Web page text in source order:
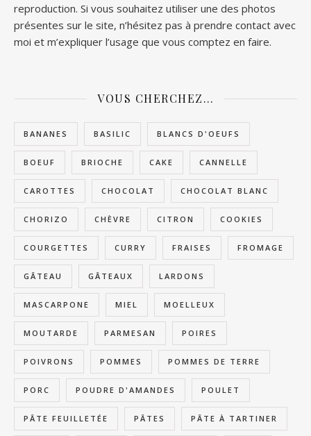
reproduction. Si vous souhaitez utiliser une des photos
présentes sur le site, n’hésitez pas à prendre contact avec
moi et m’expliquer l’usage que vous comptez en faire.
VOUS CHERCHEZ…
BANANES BASILIC BLANCS D'OEUFS
BOEUF BRIOCHE CAKE CANNELLE
CAROTTES CHOCOLAT CHOCOLAT BLANC
CHORIZO CHÈVRE CITRON COOKIES
COURGETTES CURRY FRAISES FROMAGE
GÂTEAU GÂTEAUX LARDONS
MASCARPONE MIEL MOELLEUX
MOUTARDE PARMESAN POIRES
POIVRONS POMMES POMMES DE TERRE
PORC POUDRE D'AMANDES POULET
PÂTE FEUILLETÉE PÂTES PÂTE À TARTINER